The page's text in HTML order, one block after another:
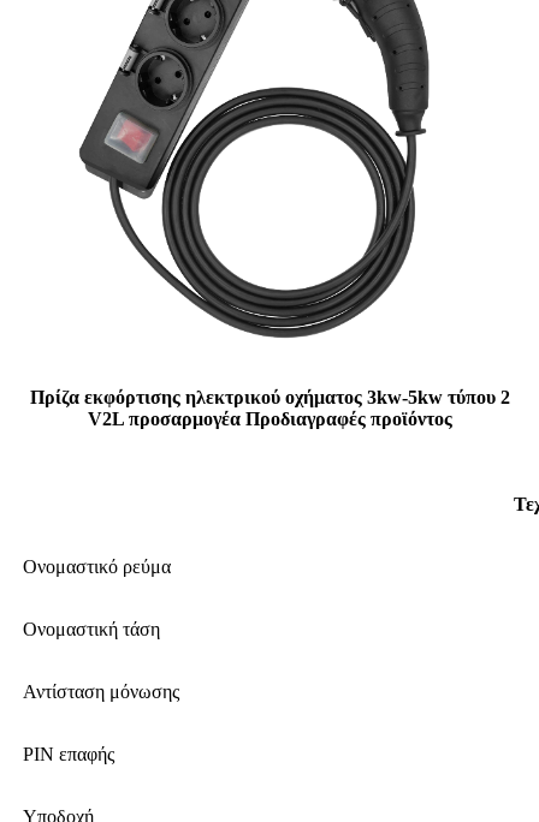
Πρίζα εκφόρτισης ηλεκτρικού οχήματος 3kw-5kw τύπου 2
V2L προσαρμογέα Προδιαγραφές προϊόντος
Ονομαστικό ρεύμα
Ονομαστική τάση
Αντίσταση μόνωσης
PIN επαφής
Υποδοχή